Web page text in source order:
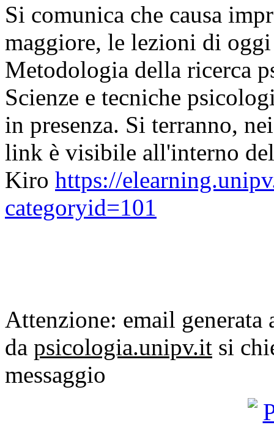
Si comunica che causa
maggiore, le lezioni di
Metodologia della ricerca
Scienze e tecniche
in presenza. Si terranno,
link è visibile all'interno
Kiro https://
categoryid=101
Attenzione: email generata
da psicologia.unipv.it si
messaggio